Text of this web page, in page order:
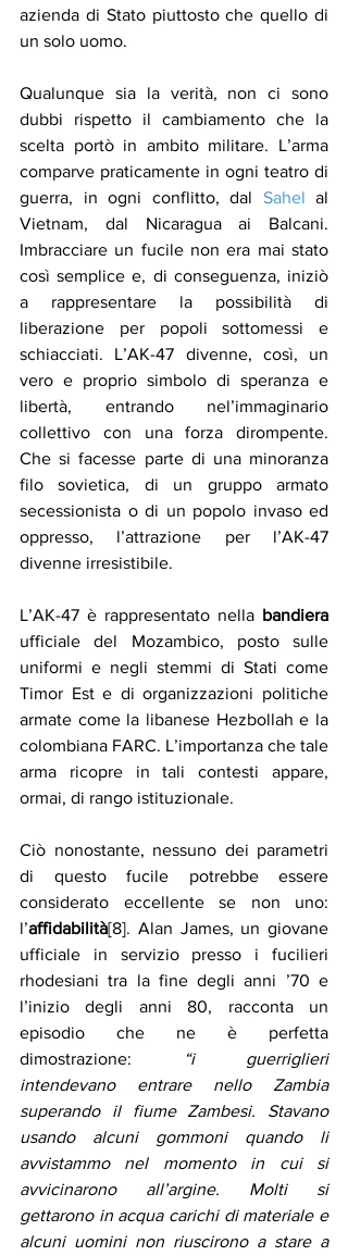
azienda di Stato piuttosto che quello di
un solo uomo.
Qualunque sia la verità, non ci sono
dubbi rispetto il cambiamento che la
scelta portò in ambito militare. L’arma
comparve praticamente in ogni teatro di
guerra, in ogni conflitto, dal Sahel al
Vietnam, dal Nicaragua ai Balcani.
Imbracciare un fucile non era mai stato
così semplice e, di conseguenza, iniziò
a rappresentare la possibilità di
liberazione per popoli sottomessi e
schiacciati. L’AK-47 divenne, così, un
vero e proprio simbolo di speranza e
libertà, entrando nel’immaginario
collettivo con una forza dirompente.
Che si facesse parte di una minoranza
filo sovietica, di un gruppo armato
secessionista o di un popolo invaso ed
oppresso, l’attrazione per l’AK-47
divenne irresistibile.
L’AK-47 è rappresentato nella
ufficiale del Mozambico, posto sulle
uniformi e negli stemmi di Stati come
Timor Est e di organizzazioni politiche
armate come la libanese Hezbollah e la
colombiana FARC. L’importanza che tale
arma ricopre in tali contesti appare,
ormai, di rango istituzionale.
Ciò nonostante, nessuno dei parametri
di questo fucile potrebbe essere
considerato eccellente se non uno:
l’affidabilità[8]. Alan James, un giovane
ufficiale in servizio presso i fucilieri
rhodesiani tra la fine degli anni ’70 e
l’inizio degli anni 80, racconta un
episodio che ne è perfetta
dimostrazione:
“i guerriglieri
intendevano entrare nello Zambia
superando il fiume Zambesi. Stavano
usando alcuni gommoni quando li
avvistammo nel momento in cui si
avvicinarono all’argine. Molti si
gettarono in acqua carichi di materiale e
alcuni uomini non riuscirono a stare a